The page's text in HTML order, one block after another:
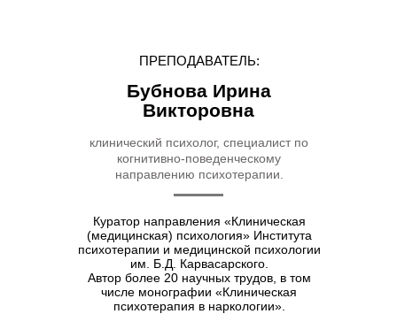
Бубнова Ирина
Викторовна
клинический психолог, специалист по
когнитивно-поведенческому
направлению психотерапии.
Куратор направления «Клиническая
(медицинская) психология» Института
психотерапии и медицинской психологии
им. Б.Д. Карвасарского.
Автор более 20 научных трудов, в том
числе монографии «Клиническая
психотерапия в наркологии».
ПРЕПОДАВАТЕЛЬ: